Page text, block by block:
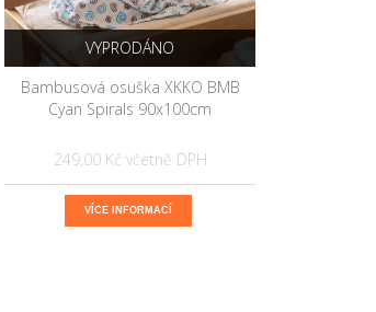
VYPRODÁNO
Bambusová osuška XKKO BMB
Cyan Spirals 90x100cm
249,00 Kč
VÍCE INFORMACÍ